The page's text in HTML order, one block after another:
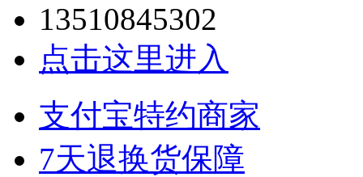
13510845302
点击这里进入
支付宝特约商家
7天退换货保障